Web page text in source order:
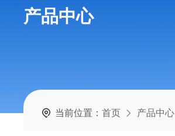
产品中心
当前位置：首页 产品中心